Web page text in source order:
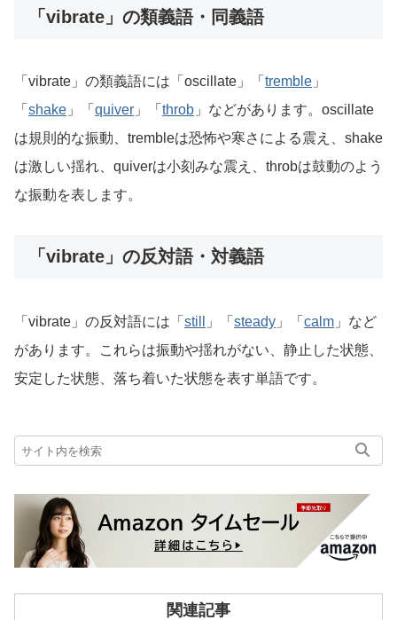
「vibrate」の類義語・同義語
「vibrate」の類義語には「oscillate」「 tremble 」
「 shake 」「 quiver 」「 throb 」などがあります。oscillate
は規則的な振動、trembleは恐怖や寒さによる震え、shake
は激しい揺れ、quiverは小刻みな震え、throbは鼓動のよう
な振動を表します。
「vibrate」の反対語・対義語
「vibrate」の反対語には「 still 」「 steady 」「 calm 」など
があります。これらは振動や揺れがない、静止した状態、
安定した状態、落ち着いた状態を表す単語です。
関連記事